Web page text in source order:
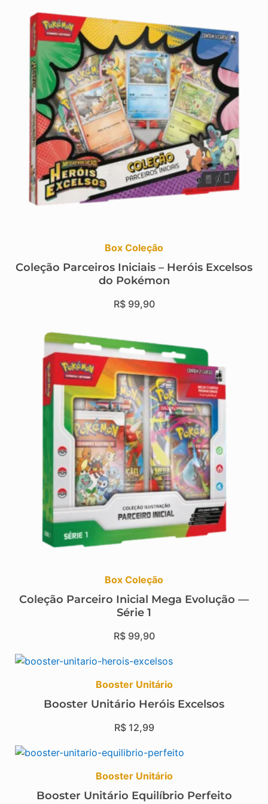
Box Coleção
Coleção Parceiros Iniciais – Heróis Excelsos
do Pokémon
R$99,90
Box Coleção
Coleção Parceiro Inicial Mega Evolução —
Série 1
R$99,90
Booster Unitário
Booster Unitário Heróis Excelsos
R$12,99
Booster Unitário
Booster Unitário Equilíbrio Perfeito